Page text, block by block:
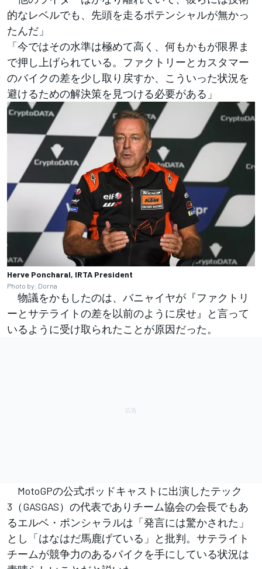
的なレベルでも、先頭を走るポテンシャルが無かっ
たんだ」
「今ではその水準は極めて高く、何もかもが限界ま
で押し上げられている。ファクトリーとカスタマー
のバイクの差を少し取り戻すか、こういった状況を
避けるための解決策を見つける必要がある」
Herve Poncharal, IRTA President
Photo by: Dorna
物議をかもしたのは、バニャイヤが『ファクトリ
ーとサテライトの差を以前のように戻せ』と言って
いるように受け取られたことが原因だった。
MotoGPの公式ポッドキャストに出演したテック
3（GASGAS）の代表でありチーム協会の会長でもあ
るエルベ・ポンシャラルは「発言には驚かされた」
とし「はなはだ馬鹿げている」と批判。サテライト
チームが競争力のあるバイクを手にしている状況は